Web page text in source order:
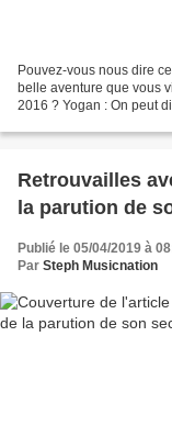
Pouvez-vous nous dire
belle aventure que vous
2016 ? Yogan : On peut
Retrouvailles
la parution de
Publié le 05/04/2019 à
Par Steph Musicnation